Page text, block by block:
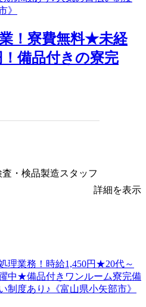
！寮費無料★未経
備品付きの寮完
・検品製造スタッフ
詳細を表示